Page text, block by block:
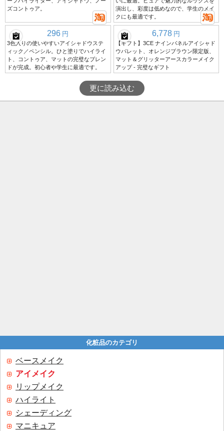
ズコントゥア。
演出し、彩度は低めなので、学生のメイ
クにも最適です。
296 円
3色入りの使いやすいアイシャドウステ
ィック／ペンシル。ひと塗りでハイライ
ト、コントゥア、マットの完璧なブレン
ドが完成。初心者や学生に最適です。
6,778 円
【ギフト】3CE ナインパネルアイシャド
ウパレット、オレンジブラウン限定版、
マット＆グリッターアースカラーメイク
アップ - 完璧なギフト
更に読み込む
化粧品のカテゴリ
ベースメイク
アイメイク
リップメイク
ハイライト
シェーディング
マニキュア